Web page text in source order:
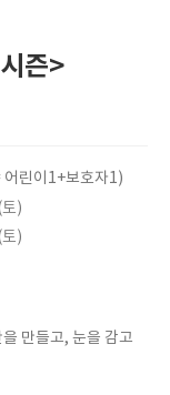
즌>
린이1+보호자1)
)
)
만들고, 눈을 감고